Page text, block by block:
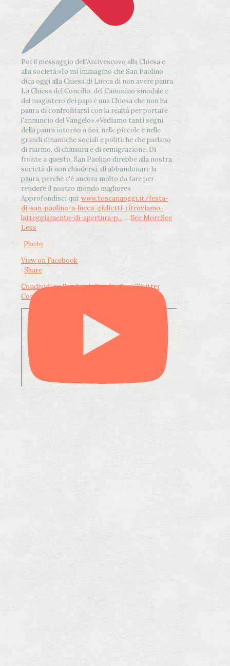
Poi il messaggio dell’Arcivescovo alla Chiesa e
alla società:«Io mi immagino che San Paolino
dica oggi alla Chiesa di Lucca di non avere paura.
La Chiesa del Concilio, del Cammino sinodale e
del magistero dei papi è una Chiesa che non ha
paura di confrontarsi con la realtà per portare
l'annuncio del Vangelo».«Vediamo tanti segni
della paura intorno a noi, nelle piccole e nelle
grandi dinamiche sociali e politiche che parlano
di riarmo, di chiusura e di remigrazione. Di
fronte a questo, San Paolino direbbe alla nostra
società di non chiudersi, di abbandonare la
paura, perché c'è ancora molto da fare per
rendere il nostro mondo migliore»
Approfondisci qui: www.toscanaoggi.it/festa-
di-san-paolino-a-lucca-giulietti-ritroviamo-
latteggiamento-di-apertura-p... ... See MoreSee
Less
Photo
View on Facebook
· Share
Condividi su FacebookCondividi su Twitter
Condividi su LinkedIn